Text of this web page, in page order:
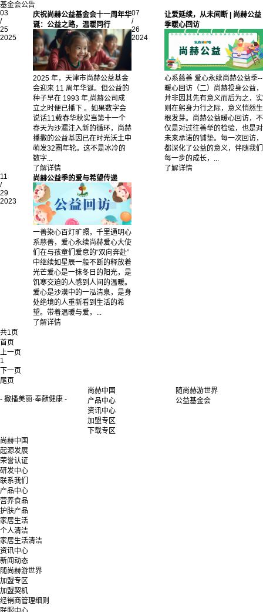
基金会公告
03
/
25
2025
庆祝尚赫公益基金会十一周年华
诞：公益之路，温暖同行
2025 年，天津市尚赫公益基金
会迎来 11 周年华诞。但公益的
种子早在 1993 年,尚赫公司成
立之时便已播下 。如果数字会
说话11载春华秋实当第十一个
春天为沙漏注入新的循环，尚赫
播撒的公益基因已在时光沃土中
萌发32圈年轮。这不是冰冷的
数字...
了解详情
07
/
26
2024
让爱延续，从未间断 | 尚赫公益
季暖心回访
心系慈善 爱心永续尚赫公益季--
暖心回访（二）尚赫投身公益，
并非因其先有意义而后为之，实
则在躬身力行之际，意义悄然生
根发芽。尚赫公益暖心回访，不
仅是对过往善举的检验，也是对
未来承诺的铺垫。每一次回访，
都深化了公益的意义，伴随我们
每一步的成长，...
了解详情
11
/
29
2023
尚赫公益季的爱与希望传递
一善染心百灯旷照，千里通明心
系慈善，爱心永续尚赫爱心大使
们在与孩童们爱意的“双向奔赴”
中继续如星辰一般不断的释放着
光芒爱心是一抹冬日的阳光，是
饥寒交迫的人感到人间的温暖。
爱心是沙漠中的一泓清泉，是身
处绝境的人重新看到生活的希
望。带着温暖与爱，...
了解详情
共1页
首页
上一页
1
下一页
尾页
- 撒播美丽·奉献健康 -
尚赫中国
产品中心
资讯中心
加盟专区
下载专区
随尚赫游世界
公益基金会
尚赫中国
起源发展
荣誉认证
研发中心
联系我们
产品中心
营养食品
护肤产品
家居生活
个人清洁
家居生活清洁
资讯中心
新闻动态
随尚赫游世界
加盟专区
加盟契机
经销商管理细则